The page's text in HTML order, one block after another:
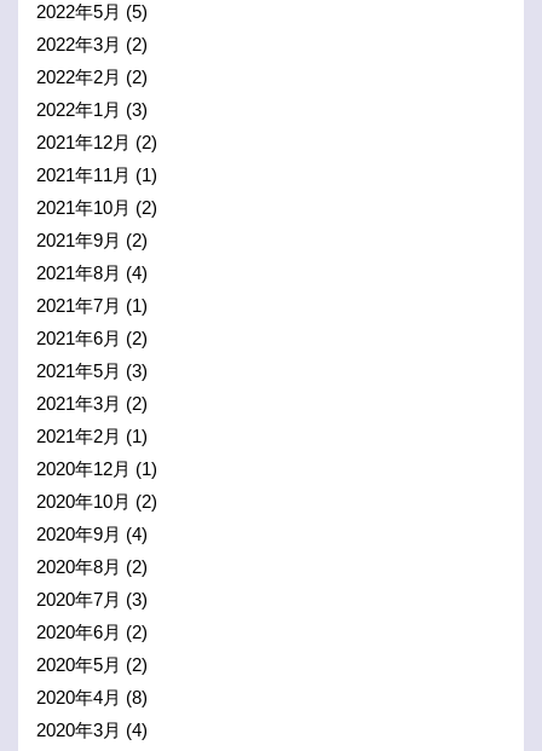
2022年5月 (5)
2022年3月 (2)
2022年2月 (2)
2022年1月 (3)
2021年12月 (2)
2021年11月 (1)
2021年10月 (2)
2021年9月 (2)
2021年8月 (4)
2021年7月 (1)
2021年6月 (2)
2021年5月 (3)
2021年3月 (2)
2021年2月 (1)
2020年12月 (1)
2020年10月 (2)
2020年9月 (4)
2020年8月 (2)
2020年7月 (3)
2020年6月 (2)
2020年5月 (2)
2020年4月 (8)
2020年3月 (4)